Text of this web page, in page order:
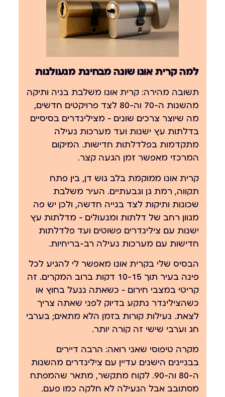
למה קרית אונו שונה מבחינת מנעולנות
תשובה מהירה: קרית אונו משלבת בניה ותיקה
מהשנות ה-70 וה-80 לצד פרויקטים חדשים,
מה שיוצר צרכים שונים — מצילינדרים בסיסיים
בדלתות עץ ישנות ועד מערכות נעילה
מתקדמות בפלדלתות חדישות. המיקום
המרכזי מאפשר זמן הגעה קצר.
קרית אונו ממוקמת בלב גוש דן, בין פתח
תקווה, רמת גן וגבעתיים. העיר משלבת
שכונות ותיקות לצד בנייה חדשה, ולכן יש פה
מגוון רחב של דלתות ומנעולים — מדלתות עץ
ישנות עם צילינדרים פשוטים ועד פלדלתות
חדישות עם מערכות נעילה רב-בריחיות.
הבסיס שלי בקרית אונו מאפשר לי להגיע לכל
פינה בעיר תוך 10-15 דקות ברוב המקרים. זה
קריטי במצבי חירום — כשאתה ננעל בחוץ או
כשהצילינדר נתקע בדיוק לפני שאתה צריך
לצאת. נעילות קורות בזמן הלא מתאים; בערבי
חג וערבי שישי זה קורה יותר.
מקרה טיפוסי שאני רואה: הרבה דיירים
בבניינים הישנים עדיין עם צילינדרים מהשנות
ה-80 וה-90. לקוח מתקשר, מתאר שהמפתח
מסתובב אבל הנעילה לא חלקה כמו פעם.